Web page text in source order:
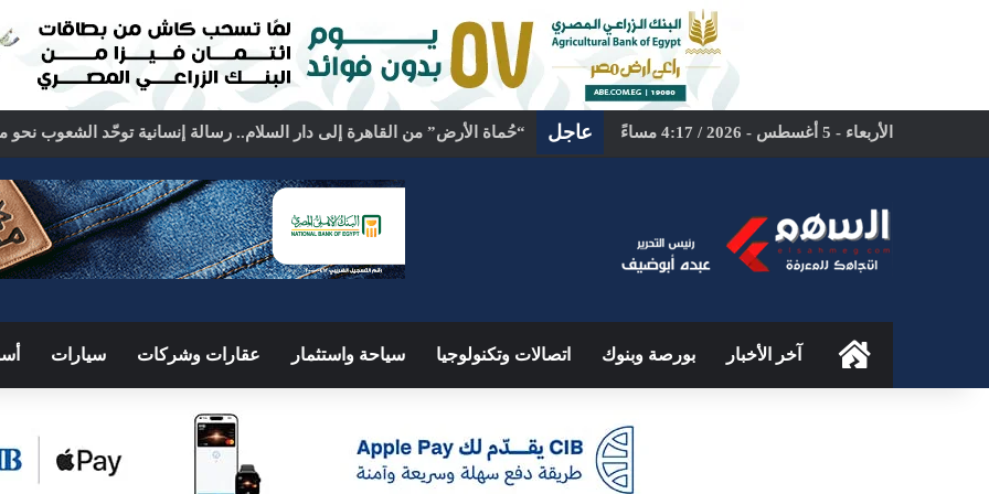
الأربعاء - 5 أغسطس - 2026 / 4:17 مساءً عاجل
الرئيسيةآخر الأخبار بورصة وبنوك اتصالات وتكنولوجيا سياحة واستثمار عقارات وشركات سيارات